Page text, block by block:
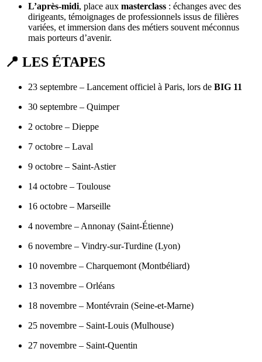
L’après-midi, place aux masterclass : échanges avec des
dirigeants, témoignages de professionnels issus de filières
variées, et immersion dans des métiers souvent méconnus
mais porteurs d’avenir.
📍 LES ÉTAPES
23 septembre – Lancement officiel à Paris, lors de BIG 11
30 septembre – Quimper
2 octobre – Dieppe
7 octobre – Laval
9 octobre – Saint-Astier
14 octobre – Toulouse
16 octobre – Marseille
4 novembre – Annonay (Saint-Étienne)
6 novembre – Vindry-sur-Turdine (Lyon)
10 novembre – Charquemont (Montbéliard)
13 novembre – Orléans
18 novembre – Montévrain (Seine-et-Marne)
25 novembre – Saint-Louis (Mulhouse)
27 novembre – Saint-Quentin